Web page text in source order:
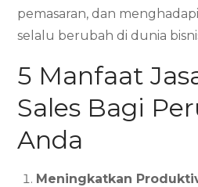
pemasaran, dan
selalu berubah di dunia
5 Manfaat
Sales Bagi
Anda
Meningkatkan